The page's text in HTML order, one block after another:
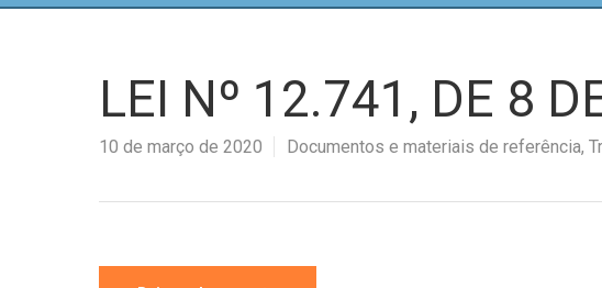
LEI Nº 12.741, DE 8
10 de março de 2020 Documentos e materiais de referência,